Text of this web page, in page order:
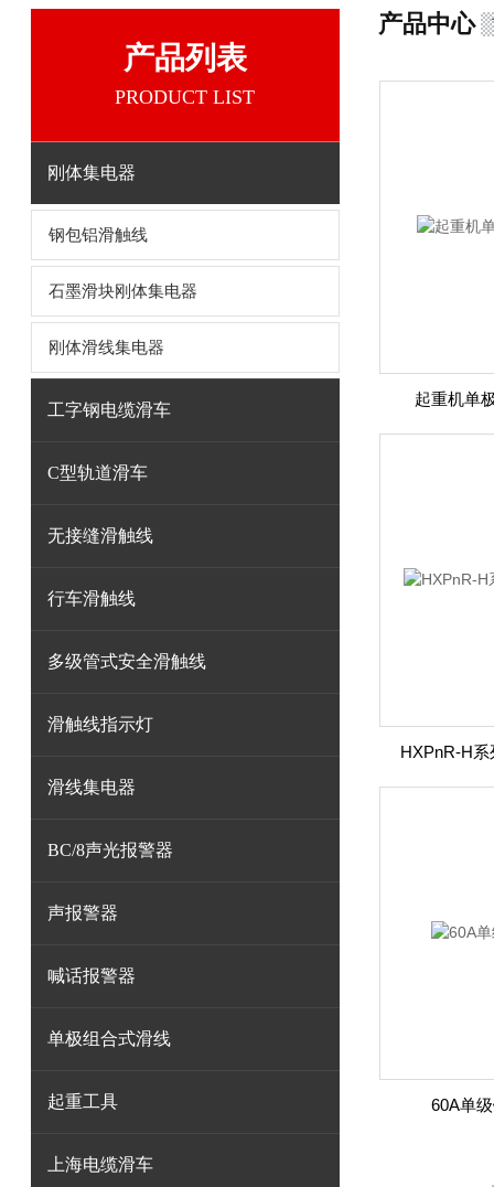
产品列表
PRODUCT LIST
刚体集电器
钢包铝滑触线
石墨滑块刚体集电器
刚体滑线集电器
工字钢电缆滑车
C型轨道滑车
无接缝滑触线
行车滑触线
多级管式安全滑触线
滑触线指示灯
滑线集电器
BC/8声光报警器
声报警器
喊话报警器
单极组合式滑线
起重工具
上海电缆滑车
产品中心
起重机单
HXPnR-H
60A单